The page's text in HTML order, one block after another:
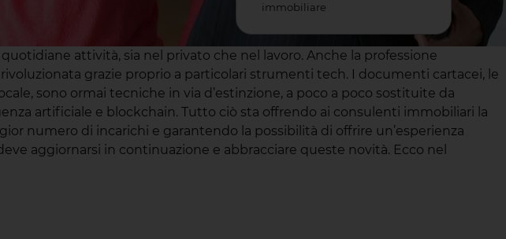
attività, sia nel privato che nel lavoro. Anche la professione
grazie proprio a particolari strumenti tech. I documenti cartacei, le
sono ormai tecniche in via d’estinzione, a poco a poco sostituite da
artificiale e blockchain. Tutto ciò sta offrendo ai consulenti immobiliari la
numero di incarichi e garantendo la possibilità di offrire un’esperienza
aggiornarsi in continuazione e abbracciare queste novità. Ecco nel
immobiliare